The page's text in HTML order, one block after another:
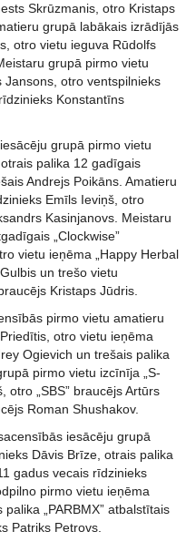
Skrūzmanis, otro Kristaps
grupā labākais izrādījās
otro vietu ieguva Rūdolfs
grupā pirmo vietu
Jansons, otro ventspilnieks
Konstantīns
grupā pirmo vietu
palika 12 gadīgais
Andrejs Poikāns. Amatieru
Emīls Ieviņš, otro
Kasinjanovs. Meistaru
„Clockwise”
vietu ieņēma „Happy Herbal
un trešo vietu
Kristaps Jūdris.
pirmo vietu amatieru
otro vietu ieņēma
Ogievich un trešais palika
pirmo vietu izcīnīja „S-
otro „SBS” braucējs Artūrs
Roman Shushakov.
iesācēju grupā
Dāvis Brīze, otrais palika
gadus vecais rīdzinieks
pirmo vietu ieņēma
„PARBMX” atbalstītais
Patriks Petrovs.